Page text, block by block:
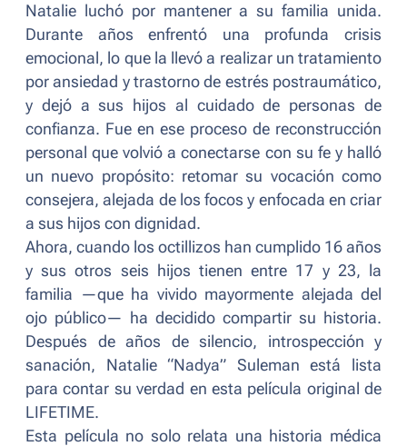
Natalie luchó por mantener a su familia unida.
Durante años enfrentó una profunda crisis
emocional, lo que la llevó a realizar un tratamiento
por ansiedad y trastorno de estrés postraumático,
y dejó a sus hijos al cuidado de personas de
confianza. Fue en ese proceso de reconstrucción
personal que volvió a conectarse con su fe y halló
un nuevo propósito: retomar su vocación como
consejera, alejada de los focos y enfocada en criar
a sus hijos con dignidad.
Ahora, cuando los octillizos han cumplido 16 años
y sus otros seis hijos tienen entre 17 y 23, la
familia —que ha vivido mayormente alejada del
ojo público— ha decidido compartir su historia.
Después de años de silencio, introspección y
sanación, Natalie “Nadya” Suleman está lista
para contar su verdad en esta película original de
LIFETIME.
Esta película no solo relata una historia médica